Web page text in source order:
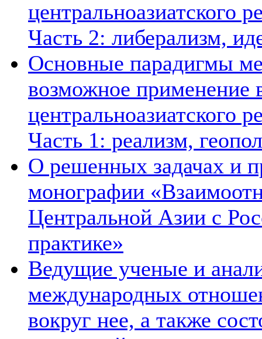
центральноазиатского
Часть 2: либерализм,
Основные парадигмы
возможное применение
центральноазиатского
Часть 1: реализм,
О решенных задачах и
монографии
Центральной Азии с
практике»
Ведущие ученые и
международных
вокруг нее, а также